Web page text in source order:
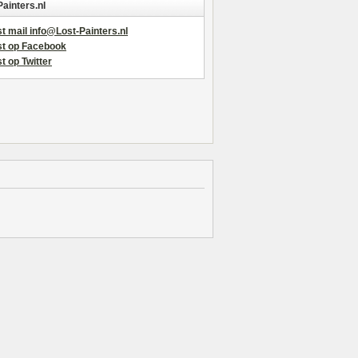
mail info@Lost-Painters.nl
op Facebook
op Twitter